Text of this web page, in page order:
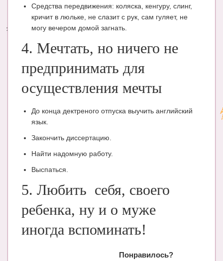
Средства передвижения: коляска, кенгуру, слинг,
кричит в люльке, не слазит с рук, сам гуляет, не
могу вечером домой загнать.
4. Мечтать, но ничего не
предпринимать для
осуществления мечты
До конца дектреного отпуска выучить английский
язык.
Закончить диссертацию.
Найти надомную работу.
Выспаться.
5. Любить себя, своего
ребенка, ну и о муже
иногда вспоминать!
Понравилось?